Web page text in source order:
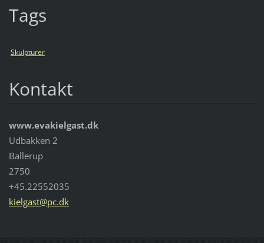
Tags
Skulpturer
Kontakt
www.evakielgast.dk
Udbakken 2
Ballerup
2750
+45.22552035
kielgast@pc.dk